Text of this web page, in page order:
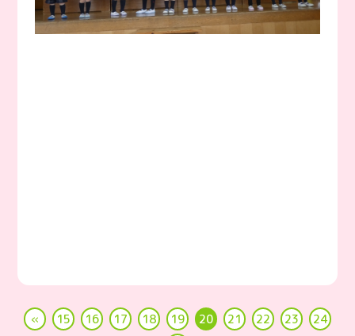
« 15 16 17 18 19 20 21 22 23
24